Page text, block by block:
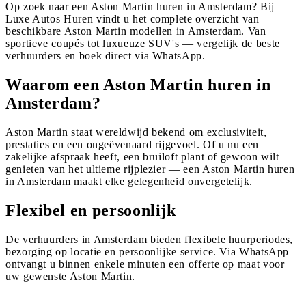
Op zoek naar een Aston Martin huren in Amsterdam? Bij
Luxe Autos Huren vindt u het complete overzicht van
beschikbare Aston Martin modellen in Amsterdam. Van
sportieve coupés tot luxueuze SUV's — vergelijk de beste
verhuurders en boek direct via WhatsApp.
Waarom een Aston Martin huren in
Amsterdam?
Aston Martin staat wereldwijd bekend om exclusiviteit,
prestaties en een ongeëvenaard rijgevoel. Of u nu een
zakelijke afspraak heeft, een bruiloft plant of gewoon wilt
genieten van het ultieme rijplezier — een Aston Martin huren
in Amsterdam maakt elke gelegenheid onvergetelijk.
Flexibel en persoonlijk
De verhuurders in Amsterdam bieden flexibele huurperiodes,
bezorging op locatie en persoonlijke service. Via WhatsApp
ontvangt u binnen enkele minuten een offerte op maat voor
uw gewenste Aston Martin.